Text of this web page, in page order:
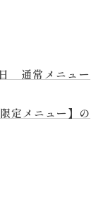
通常メニュー
定メニュー】の